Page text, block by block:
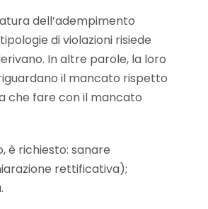
dell’adempimento
di violazioni risiede
In altre parole, la loro
il mancato rispetto
che fare con il mancato
è richiesto: sanare
rettificativa);